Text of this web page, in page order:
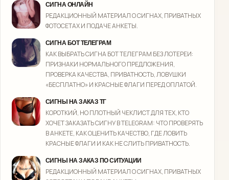
СИГНА ОНЛАЙН
РЕДАКЦИОННЫЙ МАТЕРИАЛ О СИГНАХ, ПРИВАТНЫХ
ФОТОСЕТАХ И ПОДАЧЕ АНКЕТЫ.
СИГНА БОТ ТЕЛЕГРАМ
КАК ВЫБРАТЬ СИГНА БОТ ТЕЛЕГРАМ БЕЗ ЛОТЕРЕИ:
ПРИЗНАКИ НОРМАЛЬНОГО ПРЕДЛОЖЕНИЯ,
ПРОВЕРКА КАЧЕСТВА, ПРИВАТНОСТЬ, ЛОВУШКИ
«БЕСПЛАТНО» И КРАСНЫЕ ФЛАГИ ПЕРЕД ОПЛАТОЙ.
СИГНЫ НА ЗАКАЗ ТГ
КОРОТКИЙ, НО ПЛОТНЫЙ ЧЕКЛИСТ ДЛЯ ТЕХ, КТО
ХОЧЕТ ЗАКАЗАТЬ СИГНУ В TELEGRAM: ЧТО ПРОВЕРЯТЬ
В АНКЕТЕ, КАК ОЦЕНИТЬ КАЧЕСТВО, ГДЕ ЛОВИТЬ
КРАСНЫЕ ФЛАГИ И КАК НЕ СЛИТЬ ПРИВАТНОСТЬ.
СИГНЫ НА ЗАКАЗ ПО СИТУАЦИИ
РЕДАКЦИОННЫЙ МАТЕРИАЛ О СИГНАХ, ПРИВАТНЫХ